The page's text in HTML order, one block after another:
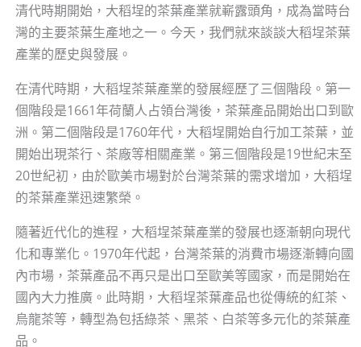
清代時期開始，大稻埕的茶葉產業就嶄露頭角，成為當時台
灣的主要茶葉生產地之一。今天，我們就來談談大稻埕茶葉
產業的歷史與發展。
在清代時期，大稻埕茶葉產業的發展經歷了三個階段。第一
個階段是1661年荷蘭人占領台灣後，茶葉產品開始出口到歐
洲。第二個階段是1760年代，大稻埕開始自行加工茶葉，並
開始出現茶行、茶廠等相關產業。第三個階段是19世紀末至
20世紀初，由於歐美市場對於台灣茶葉的需求增加，大稻埕
的茶葉產業迅速繁榮。
隨著近代化的進程，大稻埕茶葉產業的發展也逐漸朝向現代
化和專業化。1970年代起，台灣茶葉的消費市場逐漸轉向國
內市場，茶葉產品不再只是出口至歐美等國家，而是開始在
國內大力推廣。此時期，大稻埕茶葉產品也從傳統的紅茶、
烏龍茶等，轉型為包括綠茶、黑茶、白茶等多元化的茶葉產
品。